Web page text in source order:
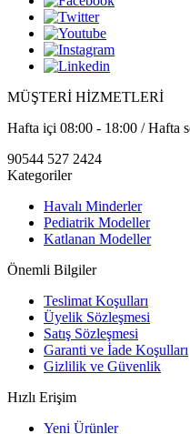
MÜŞTERİ HİZMETLERİ
Hafta içi 08:00 - 18:00 / Hafta
90544 527 2424
Kategoriler
Havalı Minderler
Pediatrik Modeller
Katlanan Modeller
Önemli Bilgiler
Teslimat Koşulları
Üyelik Sözleşmesi
Satış Sözleşmesi
Garanti ve İade Koşulları
Gizlilik ve Güvenlik
Hızlı Erişim
Yeni Ürünler